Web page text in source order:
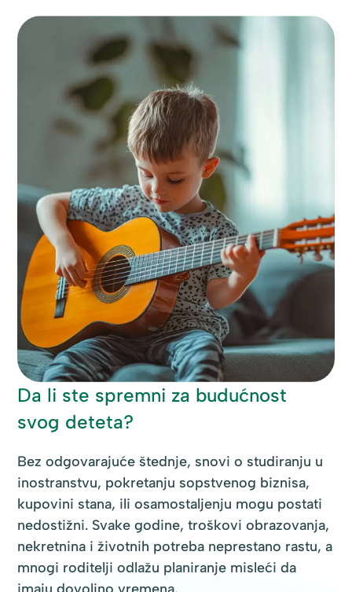
Da li ste spremni za budućnost
svog deteta?
Bez odgovarajuće štednje, snovi o studiranju u
inostranstvu, pokretanju sopstvenog biznisa,
kupovini stana, ili osamostaljenju mogu postati
nedostižni. Svake godine, troškovi obrazovanja,
nekretnina i životnih potreba neprestano rastu, a
mnogi roditelji odlažu planiranje misleći da